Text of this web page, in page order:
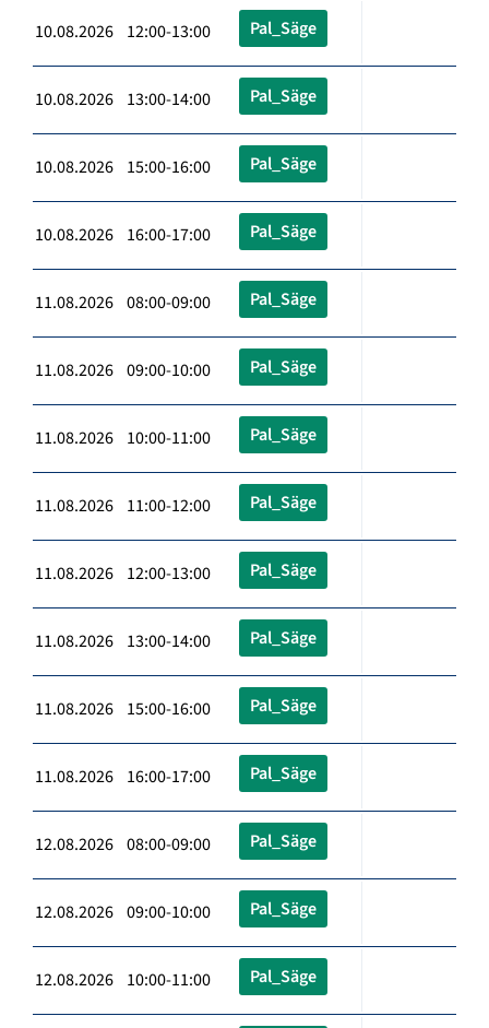
10.08.2026 12:00-13:00 Pal_Säge
10.08.2026 13:00-14:00 Pal_Säge
10.08.2026 15:00-16:00 Pal_Säge
10.08.2026 16:00-17:00 Pal_Säge
11.08.2026 08:00-09:00 Pal_Säge
11.08.2026 09:00-10:00 Pal_Säge
11.08.2026 10:00-11:00 Pal_Säge
11.08.2026 11:00-12:00 Pal_Säge
11.08.2026 12:00-13:00 Pal_Säge
11.08.2026 13:00-14:00 Pal_Säge
11.08.2026 15:00-16:00 Pal_Säge
11.08.2026 16:00-17:00 Pal_Säge
12.08.2026 08:00-09:00 Pal_Säge
12.08.2026 09:00-10:00 Pal_Säge
12.08.2026 10:00-11:00 Pal_Säge